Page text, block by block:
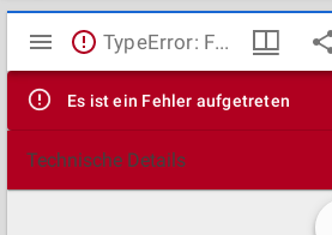
Mirador
Viewer
TypeError: Failed to fetch
Es ist ein Fehler aufgetreten
Technische Details